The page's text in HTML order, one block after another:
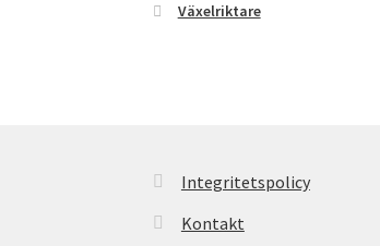
Växelriktare
Integritetspolicy
Kontakt